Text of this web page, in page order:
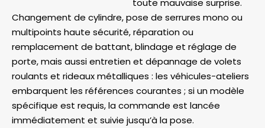
toute mauvaise surprise.
Changement de cylindre, pose de serrures mono ou
multipoints haute sécurité, réparation ou
remplacement de battant, blindage et réglage de
porte, mais aussi entretien et dépannage de volets
roulants et rideaux métalliques : les véhicules-ateliers
embarquent les références courantes ; si un modèle
spécifique est requis, la commande est lancée
immédiatement et suivie jusqu’à la pose.